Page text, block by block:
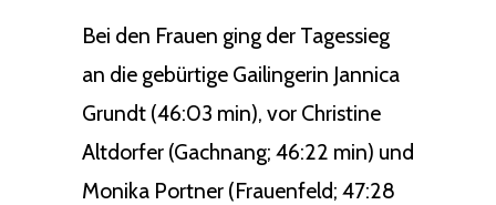
Bei den Frauen ging der Tagessieg
an die gebürtige Gailingerin Jannica
Grundt (46:03 min), vor Christine
Altdorfer (Gachnang; 46:22 min) und
Monika Portner (Frauenfeld; 47:28